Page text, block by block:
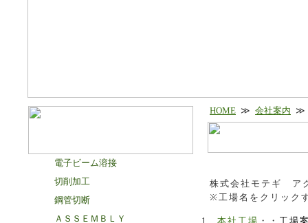
電子ビーム溶接
切削加工
鋼管切断
ＡＳＳＥＭＢＬＹ
HOME ≫ 会社案内 ≫
株式会社モテギ ア
※工場名をクリック
本社工場 ・・ 工場